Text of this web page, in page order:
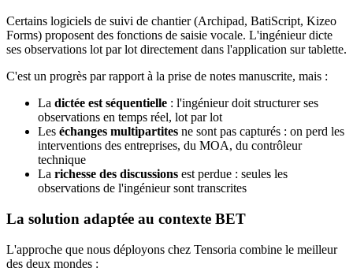
Certains logiciels de suivi de chantier (Archipad, BatiScript, Kizeo
Forms) proposent des fonctions de saisie vocale. L'ingénieur dicte
ses observations lot par lot directement dans l'application sur tablette.
C'est un progrès par rapport à la prise de notes manuscrite, mais :
La dictée est séquentielle : l'ingénieur doit structurer ses
observations en temps réel, lot par lot
Les échanges multipartites ne sont pas capturés : on perd les
interventions des entreprises, du MOA, du contrôleur
technique
La richesse des discussions est perdue : seules les
observations de l'ingénieur sont transcrites
La solution adaptée au contexte BET
L'approche que nous déployons chez Tensoria combine le meilleur
des deux mondes :